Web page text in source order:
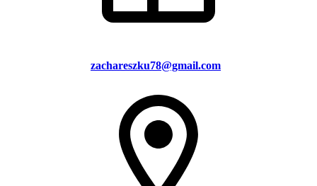
zachareszku78@gmail.com